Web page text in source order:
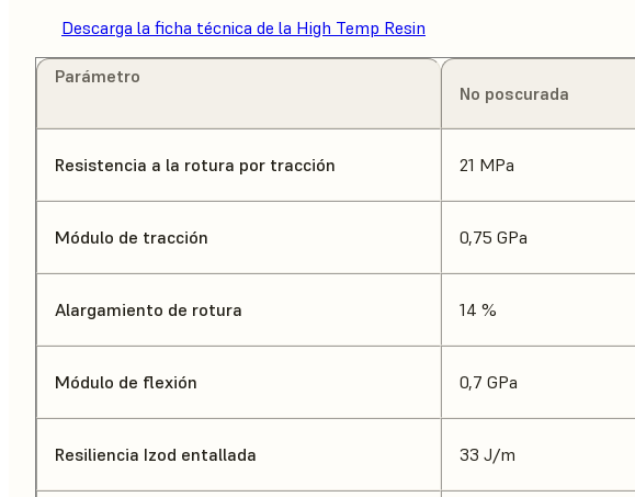
Descarga la ficha técnica de la High Temp Resin
Parámetro
No poscurada
Resistencia a la rotura por tracción 21 MPa
Módulo de tracción 0,75 GPa
Alargamiento de rotura 14 %
Módulo de flexión 0,7 GPa
Resiliencia Izod entallada 33 J/m